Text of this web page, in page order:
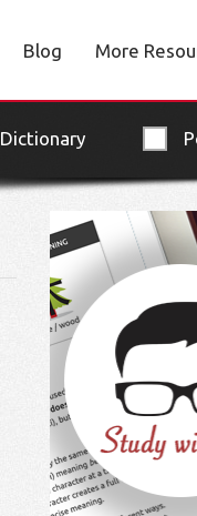
Blog More
Dictionary